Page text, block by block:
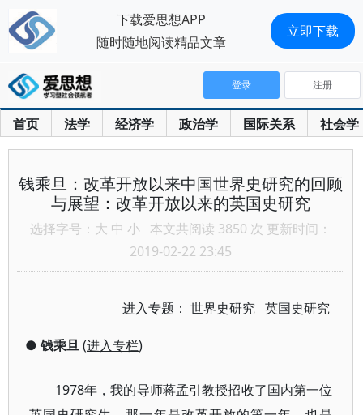
首页 法学 经济学 政治学 国际关系 社会学
登录 注册
钱乘旦：改革开放以来中国世界史研究的回顾
与展望：改革开放以来的英国史研究
选择字号： 大 中 小 本文共阅读 3850 次 更新时间：
2019-02-22 23:45
进入专题：世界史研究 英国史研究
● 钱乘旦(进入专栏)
1978年，我的导师蒋孟引教授招收了国内第一位
下载爱思想APP
随时随地阅读精品文章
立即下载